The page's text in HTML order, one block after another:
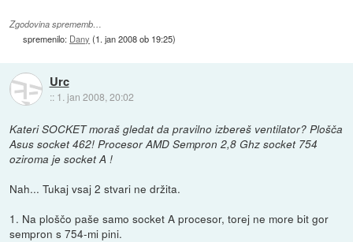
Zgodovina sprememb…
spremenilo: Dany (1. jan 2008 ob 19:25)
Urc
:: 1. jan 2008, 20:02
Kateri SOCKET moraš gledat da pravilno izbereš ventilator? Plošča
Asus socket 462! Procesor AMD Sempron 2,8 Ghz socket 754
oziroma je socket A !
Nah... Tukaj vsaj 2 stvari ne držita.
1. Na ploščo paše samo socket A procesor, torej ne more bit gor
sempron s 754-mi pini.